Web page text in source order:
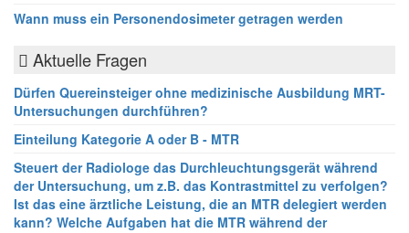
Wann muss ein Personendosimeter getragen werden
Aktuelle Fragen
Dürfen Quereinsteiger ohne medizinische Ausbildung MRT-
Untersuchungen durchführen?
Einteilung Kategorie A oder B - MTR
Steuert der Radiologe das Durchleuchtungsgerät während
der Untersuchung, um z.B. das Kontrastmittel zu verfolgen?
Ist das eine ärztliche Leistung, die an MTR delegiert werden
kann? Welche Aufgaben hat die MTR während der